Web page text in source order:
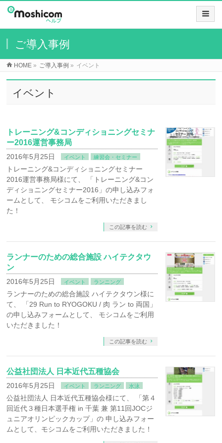
ご導入事例
HOME » ご導入事例 » イベント
イベント
トレーニング&コンディショニングセミナ
ー2016運営事務局
2016年5月25日 イベント 練習会・セミナー
トレーニング&コンディショニングセミナー
2016運営事務局様にて、 「トレーニング&コン
ディショニングセミナー2016」の申し込みフォ
ームとして、 モシコムをご利用いただきまし
た！
この記事を読む
ランナーのための総合施設 ハイテクタウ
ン
2016年5月25日 イベント ランニング
ランナーのための総合施設 ハイテクタウン様に
て、 「29 Run to RYOGOKU / 肉 ラン to 両国」
の申し込みフォームとして、 モシコムをご利用
いただきました！
この記事を読む
公益社団法人 日本近代五種協会
2016年5月25日 イベント ランニング 水泳
公益社団法人 日本近代五種協会様にて、 「第４
回近代３種日本選手権 in 千葉 兼 第11回JOCジ
ュニアオリンピックカップ」の 申し込みフォー
ムとして、モシコムをご利用いただきました！